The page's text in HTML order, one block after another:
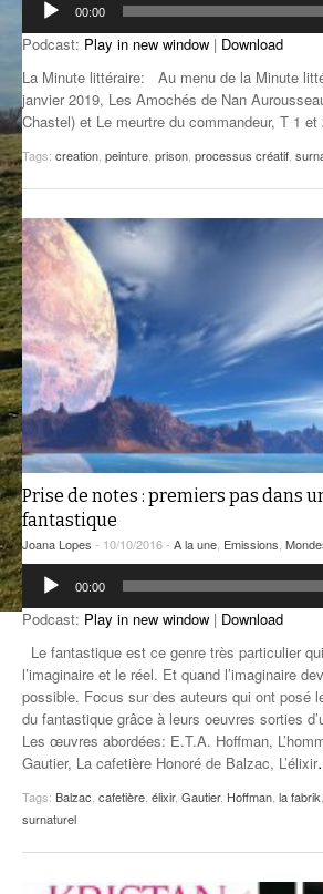
IL ÉTAIT UNE FOIS
L’ASTUCE DE LA PORTE EN BOIS
LA FABRIK POÉTIK
LA SOUTERRAINE
MUSIQUE DES ANTIPODES
NOS ANCIENS
SONORIK
THEME FORCE
ANCIENNES ÉMISSIONS
audio
00:00
Podcast: Play in new window | Download
La Minute littéraire: Au menu de la Minute
janvier 2019, Les Amochés de Nan
Chastel) et Le meurtre du commandeur, T 1
Tags: creation peinture prison processus créatif
Prise de notes : premiers pas dans
fantastique
Joana Lopes - 10/10/2016 - A la une Emissions
Lecteur
audio
00:00
Podcast: Play in new window | Download
Le fantastique est ce genre très particulier
l’imaginaire et le réel. Et quand l’imaginaire
possible. Focus sur des auteurs qui ont posé
du fantastique grâce à leurs oeuvres sorties
Les œuvres abordées: E.T.A. Hoffman,
Gautier, La cafetière Honoré de Balzac, L’élixir
Tags: Balzac cafetière élixir, Gautier, Hoffman la fabrik
surnaturel